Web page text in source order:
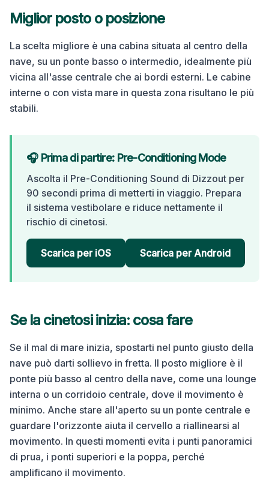
Miglior posto o posizione
La scelta migliore è una cabina situata al centro della
nave, su un ponte basso o intermedio, idealmente più
vicina all'asse centrale che ai bordi esterni. Le cabine
interne o con vista mare in questa zona risultano le più
stabili.
🎧 Prima di partire: Pre-Conditioning Mode
Ascolta il Pre-Conditioning Sound di Dizzout per
90 secondi prima di metterti in viaggio. Prepara
il sistema vestibolare e riduce nettamente il
rischio di cinetosi.
Scarica per iOS Scarica per Android
Se la cinetosi inizia: cosa fare
Se il mal di mare inizia, spostarti nel punto giusto della
nave può darti sollievo in fretta. Il posto migliore è il
ponte più basso al centro della nave, come una lounge
interna o un corridoio centrale, dove il movimento è
minimo. Anche stare all'aperto su un ponte centrale e
guardare l'orizzonte aiuta il cervello a riallinearsi al
movimento. In questi momenti evita i punti panoramici
di prua, i ponti superiori e la poppa, perché
amplificano il movimento.